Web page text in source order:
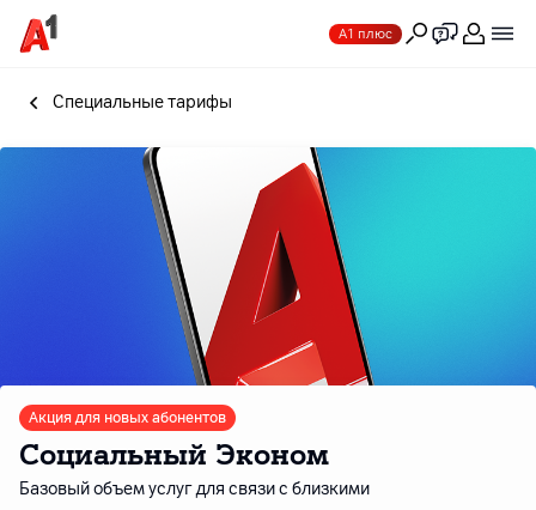
А1 плюс
Специальные тарифы
Акция для новых абонентов
Социальный Эконом
Базовый объем услуг для связи с близкими